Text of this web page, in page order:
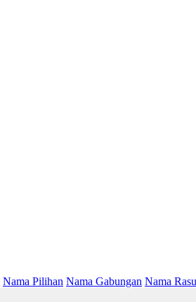
Nama Pilihan Nama Gabungan Nama